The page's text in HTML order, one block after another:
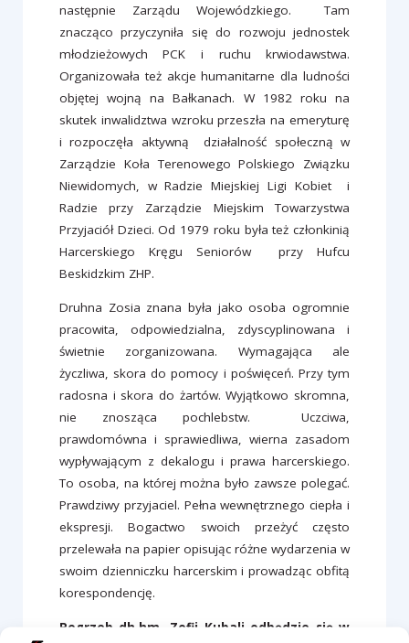
następnie Zarządu Wojewódzkiego. Tam
znacząco przyczyniła się do rozwoju jednostek
młodzieżowych PCK i ruchu krwiodawstwa.
Organizowała też akcje humanitarne dla ludności
objętej wojną na Bałkanach. W 1982 roku na
skutek inwalidztwa wzroku przeszła na emeryturę
i rozpoczęła aktywną działalność społeczną w
Zarządzie Koła Terenowego Polskiego Związku
Niewidomych, w Radzie Miejskiej Ligi Kobiet i
Radzie przy Zarządzie Miejskim Towarzystwa
Przyjaciół Dzieci. Od 1979 roku była też członkinią
Harcerskiego Kręgu Seniorów przy Hufcu
Beskidzkim ZHP.
Druhna Zosia znana była jako osoba ogromnie
pracowita, odpowiedzialna, zdyscyplinowana i
świetnie zorganizowana. Wymagająca ale
życzliwa, skora do pomocy i poświęceń. Przy tym
radosna i skora do żartów. Wyjątkowo skromna,
nie znosząca pochlebstw. Uczciwa,
prawdomówna i sprawiedliwa, wierna zasadom
wypływającym z dekalogu i prawa harcerskiego.
To osoba, na której można było zawsze polegać.
Prawdziwy przyjaciel. Pełna wewnętrznego ciepła i
ekspresji. Bogactwo swoich przeżyć często
przelewała na papier opisując różne wydarzenia w
swoim dzienniczku harcerskim i prowadząc obfitą
korespondencję.
Pogrzeb dh.hm. Zofii Kubali odbędzie się w